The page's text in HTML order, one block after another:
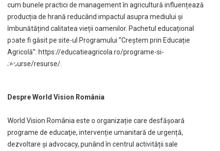
cum bunele practici de management în agricultură influențează
producția de hrană reducând impactul asupra mediului și
îmbunătățind calitatea vieții oamenilor. Pachetul educațional
poate fi găsit pe site-ul Programului ”Creștem prin Educație
Agricolă”: https://educatieagricola.ro/programe-si-
resurse/resurse/
Despre World Vision România
World Vision România este o organizație care desfășoară
programe de educaţie, intervenție umanitară de urgență,
dezvoltare și advocacy, punând în centrul activității sale